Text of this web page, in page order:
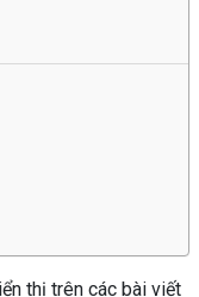
thị trên các bài viết